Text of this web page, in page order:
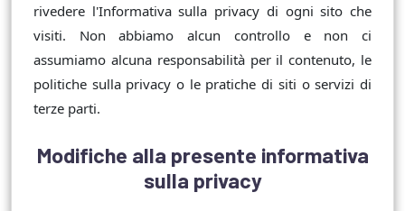
rivedere l'Informativa sulla privacy di ogni sito che
visiti. Non abbiamo alcun controllo e non ci
assumiamo alcuna responsabilità per il contenuto, le
politiche sulla privacy o le pratiche di siti o servizi di
terze parti.
Modifiche alla presente informativa
sulla privacy